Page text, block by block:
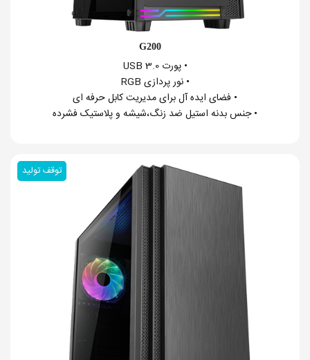
G200
• پورت USB 3.0
• نور پردازی RGB
• فضای ایده آل برای مدیریت کابل حرفه ای
• جنس بدنه استیل ضد زنگ،شیشه و پلاستیک فشرده
توقف تولید